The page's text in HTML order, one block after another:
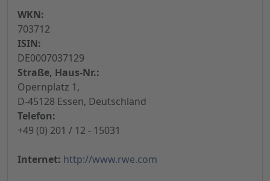
WKN:
703712
ISIN:
DE0007037129
Straße, Haus-Nr.:
Opernplatz 1,
D-45128 Essen, Deutschland
Telefon:
+49 (0) 201 / 12 - 15031
Internet: http://www.rwe.com